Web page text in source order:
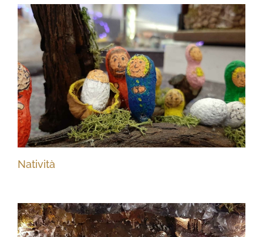
Natività